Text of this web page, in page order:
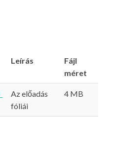
Leírás
Fájl
méret
Az előadás
fóliái
4 MB